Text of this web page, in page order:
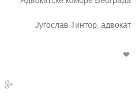
Југослав Тинтор, адвокат